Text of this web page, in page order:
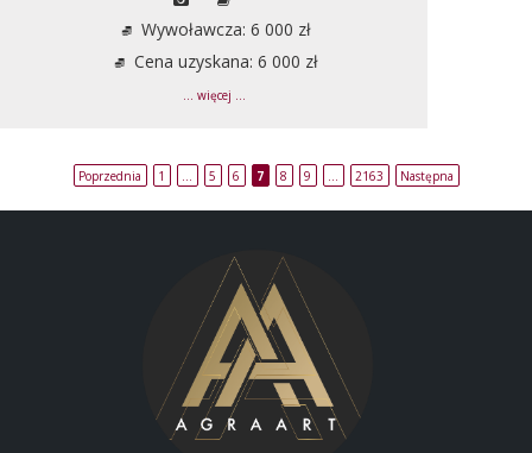
Wywoławcza: 6 000 zł
Cena uzyskana: 6 000 zł
... więcej ...
Poprzednia 1 5 6 7 8 9 2163 Następna